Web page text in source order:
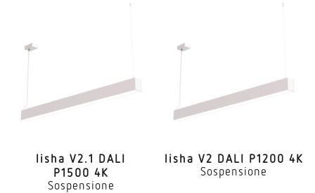
lisha V2.1 DALI
P1500 4K
Sospensione
lisha V2 DALI P1200 4K
Sospensione